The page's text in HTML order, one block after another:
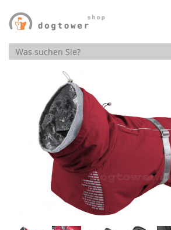
Produktsuche